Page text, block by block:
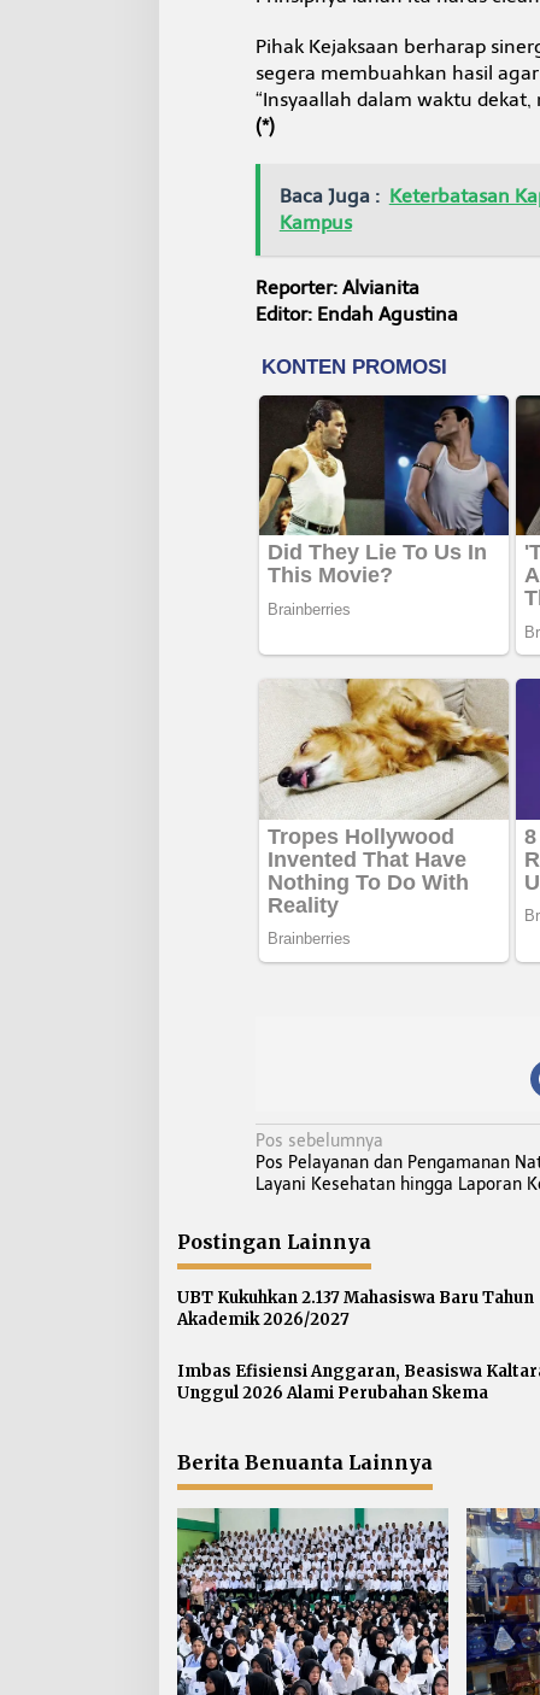
Pihak Kejaksaan berharap
segera membuahkan hasil
“Insyaallah dalam waktu
(*)
Baca Juga : Keterbatasan
Kampus
Reporter: Alvianita
Editor: Endah Agustina
N
a
i
g
a
s
p
o
Pos sebelumnya
Pos Pelayanan dan Pengamanan
Layani Kesehatan hingga Laporan
Postingan Lainnya
UBT Kukuhkan 2.137 Mahasiswa Baru Tahun
Akademik 2026/2027
Imbas Efisiensi Anggaran, Beasiswa
Unggul 2026 Alami Perubahan Skema
Berita Benuanta Lainnya